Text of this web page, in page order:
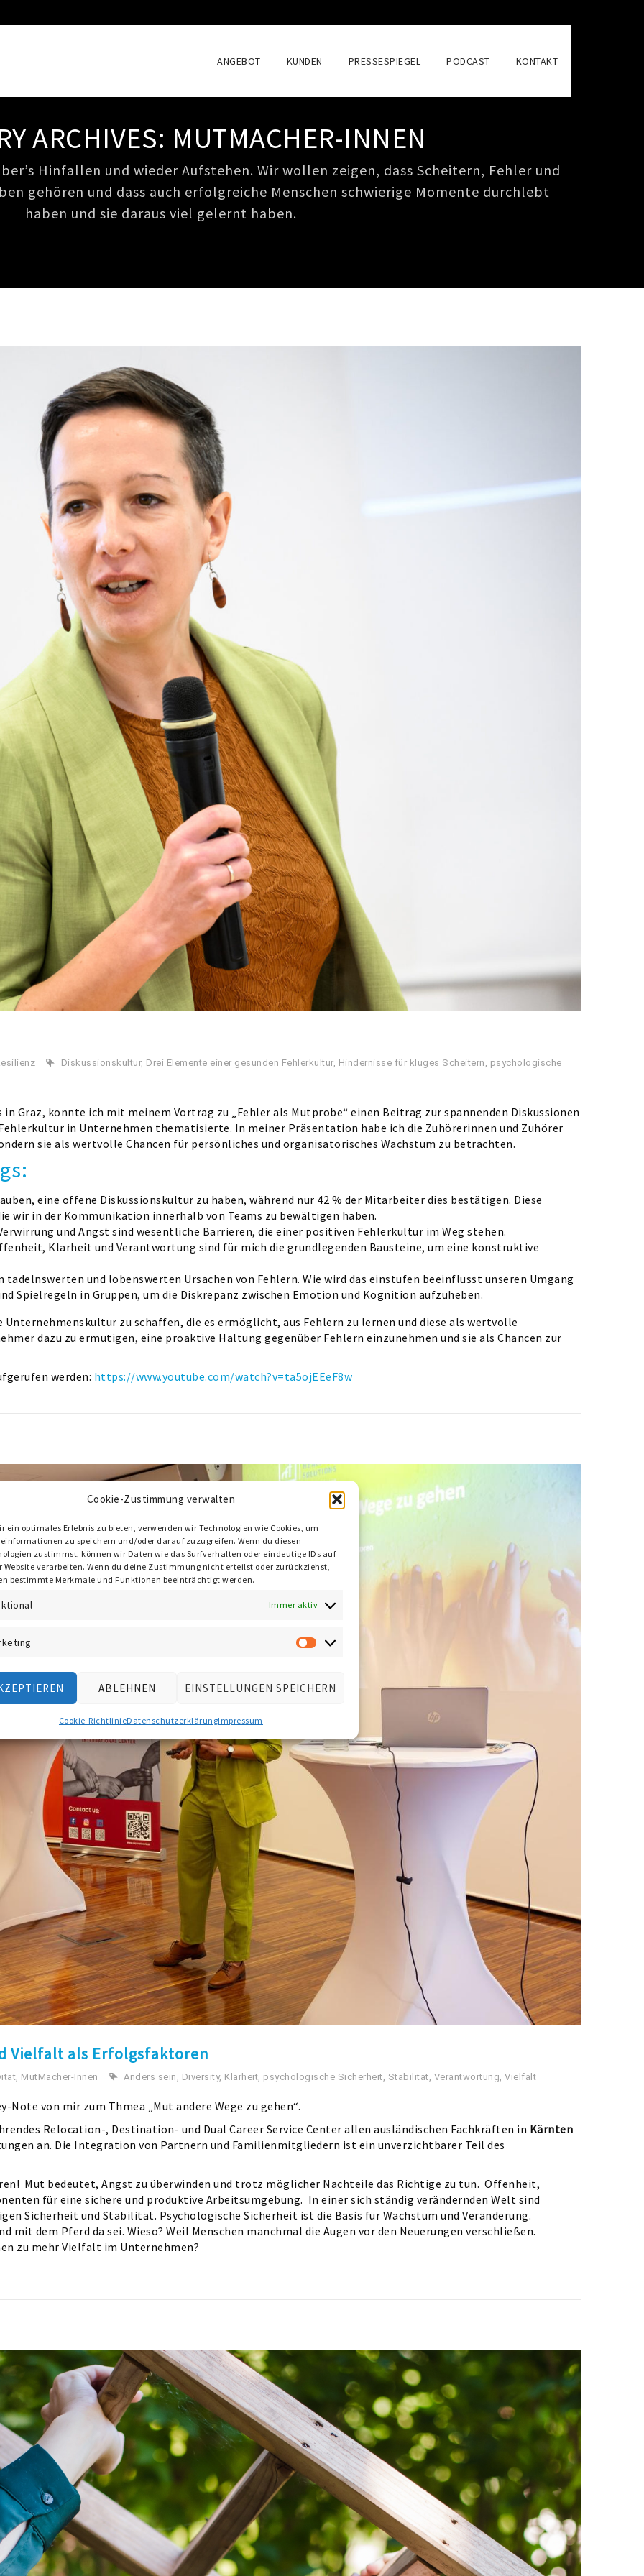
Cookie-Zustimmung verwalten
ein optimales Erlebnis zu bieten, verwenden wir Technologien wie Cookies, um
zu speichern und/oder darauf zuzugreifen. Wenn du diesen
zustimmst, können wir Daten wie das Surfverhalten oder eindeutige IDs auf
Website verarbeiten. Wenn du deine Zustimmung nicht erteilst oder zurückziehst,
bestimmte Merkmale und Funktionen beeinträchtigt werden.
Immer aktiv
Marketing
ABLEHNEN EINSTELLUNGEN SPEICHERN
Cookie-RichtlinieDatenschutzerklärungImpressum
content
ANGEBOT KUNDEN PRESSESPIEGEL PODCAST KONTAKT
ARCHIVES: MUTMACHER-INNEN
Hinfallen und wieder Aufstehen. Wir wollen zeigen, dass Scheitern, Fehler und
gehören und dass auch erfolgreiche Menschen schwierige Momente durchlebt
haben und sie daraus viel gelernt haben.
Diskussionskultur, Drei Elemente einer gesunden Fehlerkultur, Hindernisse für kluges Scheitern psychologische
in Graz, konnte ich mit meinem Vortrag zu „Fehler als Mutprobe“ einen Beitrag zur spannenden Diskussionen
in Unternehmen thematisierte. In meiner Präsentation habe ich die Zuhörerinnen und Zuhörer
sie als wertvolle Chancen für persönliches und organisatorisches Wachstum zu betrachten.
eine offene Diskussionskultur zu haben, während nur 42 % der Mitarbeiter dies bestätigen. Diese
wir in der Kommunikation innerhalb von Teams zu bewältigen haben.
und Angst sind wesentliche Barrieren, die einer positiven Fehlerkultur im Weg stehen.
Klarheit und Verantwortung sind für mich die grundlegenden Bausteine, um eine konstruktive
tadelnswerten und lobenswerten Ursachen von Fehlern. Wie wird das einstufen beeinflusst unseren Umgang
Spielregeln in Gruppen, um die Diskrepanz zwischen Emotion und Kognition aufzuheben.
zu schaffen, die es ermöglicht, aus Fehlern zu lernen und diese als wertvolle
dazu zu ermutigen, eine proaktive Haltung gegenüber Fehlern einzunehmen und sie als Chancen zur
werden: https://www.youtube.com/watch?v=ta5ojEEeF8w
Vielfalt als Erfolgsfaktoren
MutMacher-Innen Anders sein Diversity, Klarheit psychologische Sicherheit Stabilität Verantwortung Vielfalt
Note von mir zum Thmea „Mut andere Wege zu gehen“.
Relocation-, Destination- und Dual Career Service Center allen ausländischen Fachkräften in Kärnten
an. Die Integration von Partnern und Familienmitgliedern ist ein unverzichtbarer Teil des
Mut bedeutet, Angst zu überwinden und trotz möglicher Nachteile das Richtige zu tun. ​ Offenheit,
für eine sichere und produktive Arbeitsumgebung.
In einer sich ständig verändernden Welt sind
Sicherheit und Stabilität. Psychologische Sicherheit ist die Basis für Wachstum und Veränderung.
mit dem Pferd da sei. Wieso? Weil Menschen manchmal die Augen vor den Neuerungen verschließen.
zu mehr Vielfalt im Unternehmen?